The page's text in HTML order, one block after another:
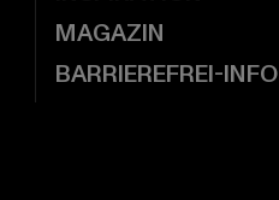
MAGAZIN
BARRIEREFREI-INFO